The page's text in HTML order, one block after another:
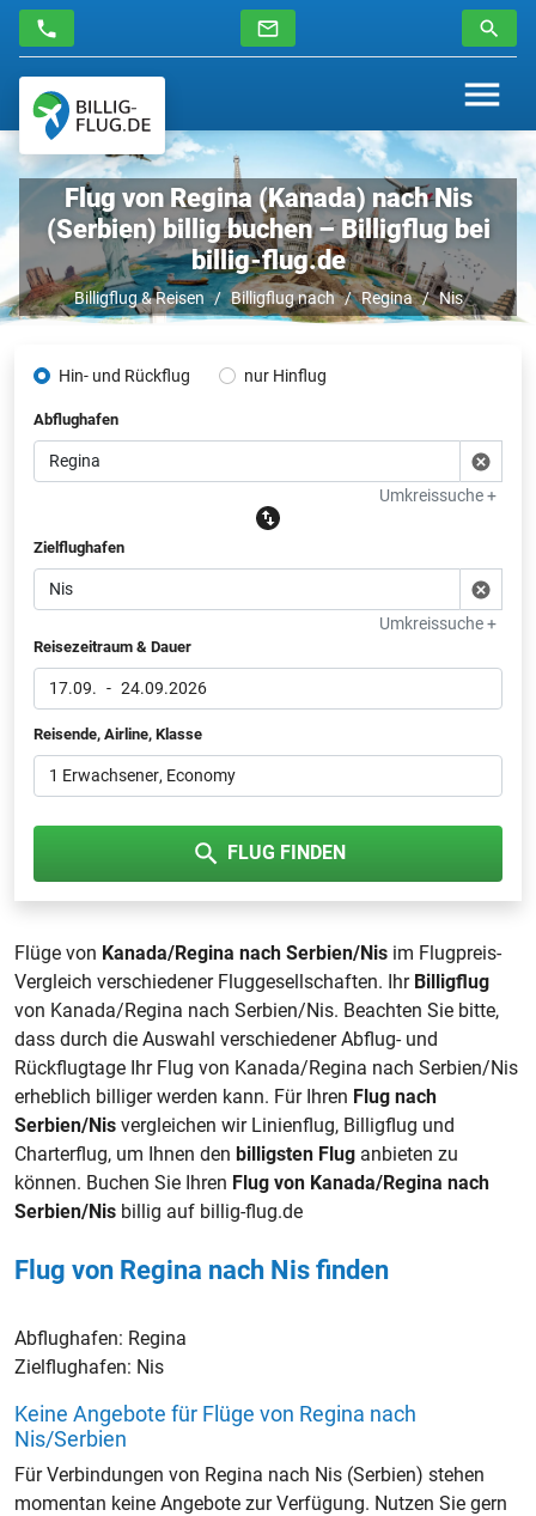
Flug von Regina (Kanada) nach Nis
(Serbien) billig buchen – Billigflug bei
billig-flug.de
Billigflug & Reisen Billigflug nach Regina Nis
Hin- und Rückflug nur Hinflug
Abflughafen
Umkreissuche +
Zielflughafen
Umkreissuche +
Reisezeitraum & Dauer
17.09. - 24.09.2026
Reisende, Airline, Klasse
1 Erwachsener, Economy
FLUG FINDEN
Flüge von Kanada/Regina nach Serbien/Nis im Flugpreis-
Vergleich verschiedener Fluggesellschaften. Ihr Billigflug
von Kanada/Regina nach Serbien/Nis. Beachten Sie bitte,
dass durch die Auswahl verschiedener Abflug- und
Rückflugtage Ihr Flug von Kanada/Regina nach Serbien/Nis
erheblich billiger werden kann. Für Ihren Flug nach
Serbien/Nis vergleichen wir Linienflug, Billigflug und
Charterflug, um Ihnen den billigsten Flug anbieten zu
können. Buchen Sie Ihren Flug von Kanada/Regina nach
Serbien/Nis billig auf billig-flug.de
Flug von Regina nach Nis finden
Abflughafen: Regina
Zielflughafen: Nis
Keine Angebote für Flüge von Regina nach
Nis/Serbien
Für Verbindungen von Regina nach Nis (Serbien) stehen
momentan keine Angebote zur Verfügung. Nutzen Sie gern